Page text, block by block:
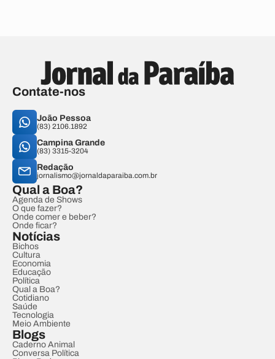
Contate-nos
João Pessoa
(83) 2106.1892
Campina Grande
(83) 3315-3204
Redação
jornalismo@jornaldaparaiba.com.br
Qual a Boa?
Agenda de Shows
O que fazer?
Onde comer e beber?
Onde ficar?
Notícias
Bichos
Cultura
Economia
Educação
Política
Qual a Boa?
Cotidiano
Saúde
Tecnologia
Meio Ambiente
Blogs
Caderno Animal
Conversa Política